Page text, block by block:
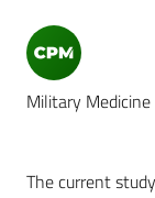
Military Medicine
The current